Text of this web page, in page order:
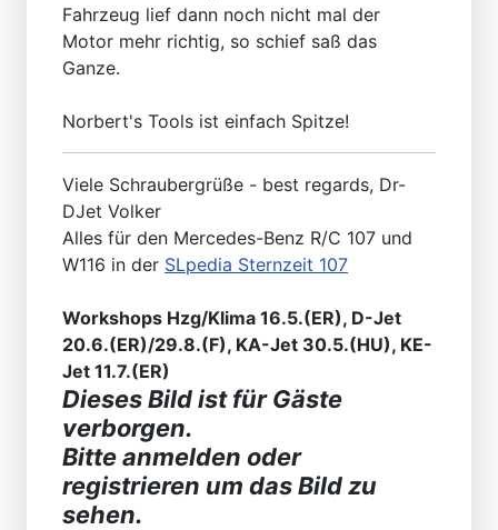
Fahrzeug lief dann noch nicht mal der
Motor mehr richtig, so schief saß das
Ganze.
Norbert's Tools ist einfach Spitze!
Viele Schraubergrüße - best regards, Dr-
DJet Volker
Alles für den Mercedes-Benz R/C 107 und
W116 in der SLpedia Sternzeit 107
Workshops Hzg/Klima 16.5.(ER), D-Jet
20.6.(ER)/29.8.(F), KA-Jet 30.5.(HU), KE-
Jet 11.7.(ER)
Dieses Bild ist für Gäste
verborgen.
Bitte anmelden oder
registrieren um das Bild zu
sehen.